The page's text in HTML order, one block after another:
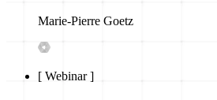
Marie-Pierre Goetz
[ Webinar]